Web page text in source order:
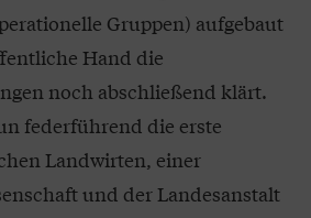
Gruppen) aufgebaut
Hand die
noch abschließend klärt.
federführend die erste
Landwirten, einer
und der Landesanstalt